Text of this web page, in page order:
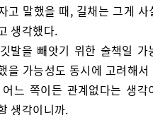
고 말했을 때, 길채는 그게 사
생각했다.
발을 빼앗기 위한 술책일 가
을 가능성도 동시에 고려해서
느 쪽이든 관계없다는 생각
생각이니까.